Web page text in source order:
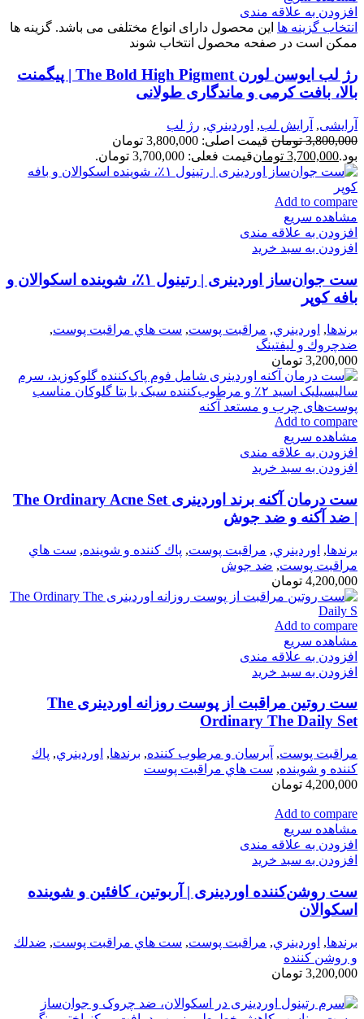
افزودن به علاقه مندی
انتخاب گزینه ها این محصول دارای انواع مختلفی می باشد. گزینه ها
ممکن است در صفحه محصول انتخاب شوند
رژ لب ایوسن لورن The Bold High Pigment | پیگمنت
بالا، بافت کرمی و ماندگاری طولانی
آرایشی, آرايش لب, اوردينري, رژ لب
3,800,000 تومان
قیمت اصلی: 3,800,000 تومان
بود.3,700,000 تومانقیمت فعلی: 3,700,000 تومان.
Add to compare
مشاهده سریع
افزودن به علاقه مندی
افزودن به سبد خرید
ست جوان‌ساز اوردینری | رتینول ۱٪، شوینده اسکوالان و
بافه کوپر
برندها, اوردينري, مراقبت پوست, ست هاي مراقبت پوست,
ضدچروك و ليفتينگ
3,200,000 تومان
Add to compare
مشاهده سریع
افزودن به علاقه مندی
افزودن به سبد خرید
ست درمان آکنه برند اوردینری The Ordinary Acne Set
| ضد آکنه و ضد جوش
برندها, اوردينري, مراقبت پوست, پاك كننده و شوينده, ست هاي
مراقبت پوست, ضد جوش
4,200,000 تومان
Add to compare
مشاهده سریع
افزودن به علاقه مندی
افزودن به سبد خرید
ست روتین مراقبت از پوست روزانه اوردینری The
Ordinary The Daily Set
مراقبت پوست, آبرسان و مرطوب كننده, برندها, اوردينري, پاك
كننده و شوينده, ست هاي مراقبت پوست
4,200,000 تومان
Add to compare
مشاهده سریع
افزودن به علاقه مندی
افزودن به سبد خرید
ست روشن‌کننده اوردینری | آربوتین، کافئین و شوینده
اسکوالان
برندها, اوردينري, مراقبت پوست, ست هاي مراقبت پوست, ضدلك
و روشن كننده
3,200,000 تومان